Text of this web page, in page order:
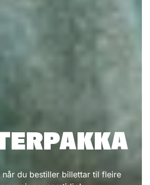
du bestiller billettar til fleire